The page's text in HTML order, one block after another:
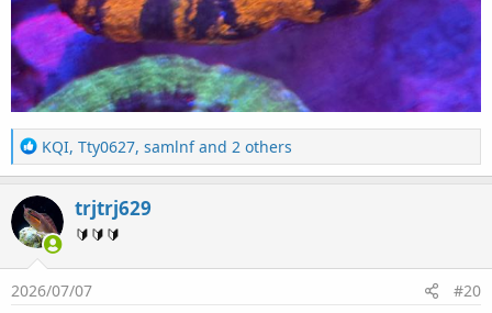
R
e
c
t
i
o
n
KQI, Tty0627, samlnfand 2 others
trjtrj629
🔰🔰🔰
2026/07/07 #20